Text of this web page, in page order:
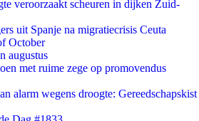
veroorzaakt scheuren in dijken Zuid-
uit Spanje na migratiecrisis Ceuta
October
augustus
met ruime zege op promovendus
alarm wegens droogte: Gereedschapskist